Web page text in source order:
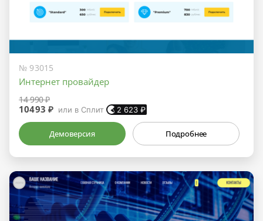
№ 93015
Интернет провайдер
14 990 ₽
10493 ₽ или в Сплит 2 623 ₽
Демоверсия Подробнее